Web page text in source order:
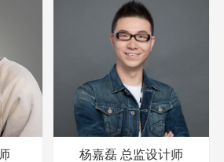
杨嘉磊 总监设计师